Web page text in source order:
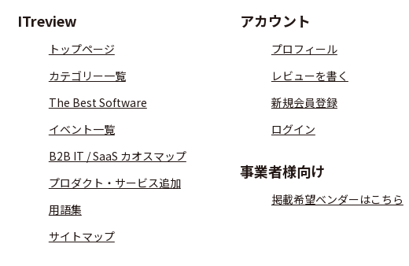
ITreview
トップページ
カテゴリー一覧
The Best Software
イベント一覧
B2B IT / SaaS カオスマップ
プロダクト・サービス追加
用語集
サイトマップ
アカウント
プロフィール
レビューを書く
新規会員登録
ログイン
事業者様向け
掲載希望ベンダーはこちら